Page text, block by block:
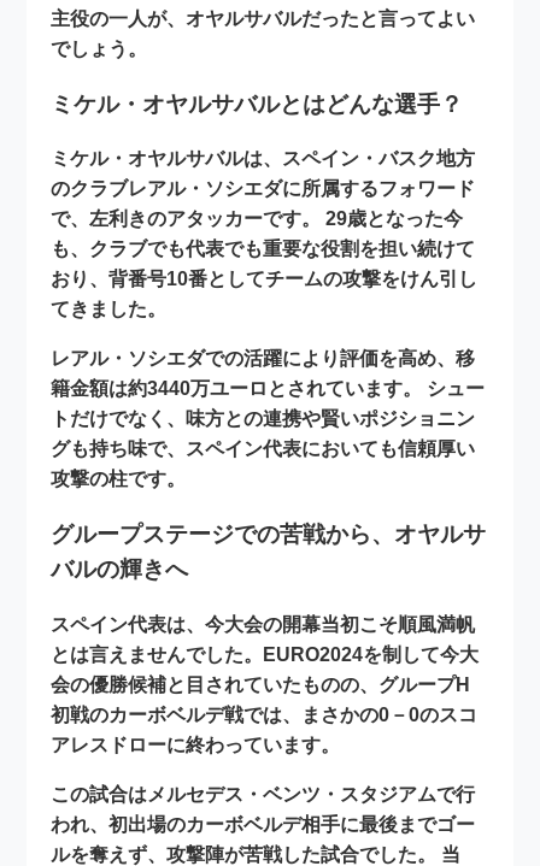
主役の一人が、オヤルサバルだったと言ってよい
でしょう。
ミケル・オヤルサバルとはどんな選手？
ミケル・オヤルサバルは、スペイン・バスク地方
のクラブレアル・ソシエダに所属するフォワード
で、左利きのアタッカーです。 29歳となった今
も、クラブでも代表でも重要な役割を担い続けて
おり、背番号10番としてチームの攻撃をけん引し
てきました。
レアル・ソシエダでの活躍により評価を高め、移
籍金額は約3440万ユーロ とされています。 シュー
トだけでなく、味方との連携や賢いポジショニン
グも持ち味で、スペイン代表においても信頼厚い
攻撃の柱です。
グループステージでの苦戦から、オヤルサ
バルの輝きへ
スペイン代表は、今大会の開幕当初こそ順風満帆
とは言えませんでした。EURO2024を制して今大
会の優勝候補と目されていたものの、グループH
初戦のカーボベルデ戦では、まさかの0－0のスコ
アレスドローに終わっています。
この試合はメルセデス・ベンツ・スタジアムで行
われ、初出場のカーボベルデ相手に最後までゴー
ルを奪えず、攻撃陣が苦戦した試合でした。 当